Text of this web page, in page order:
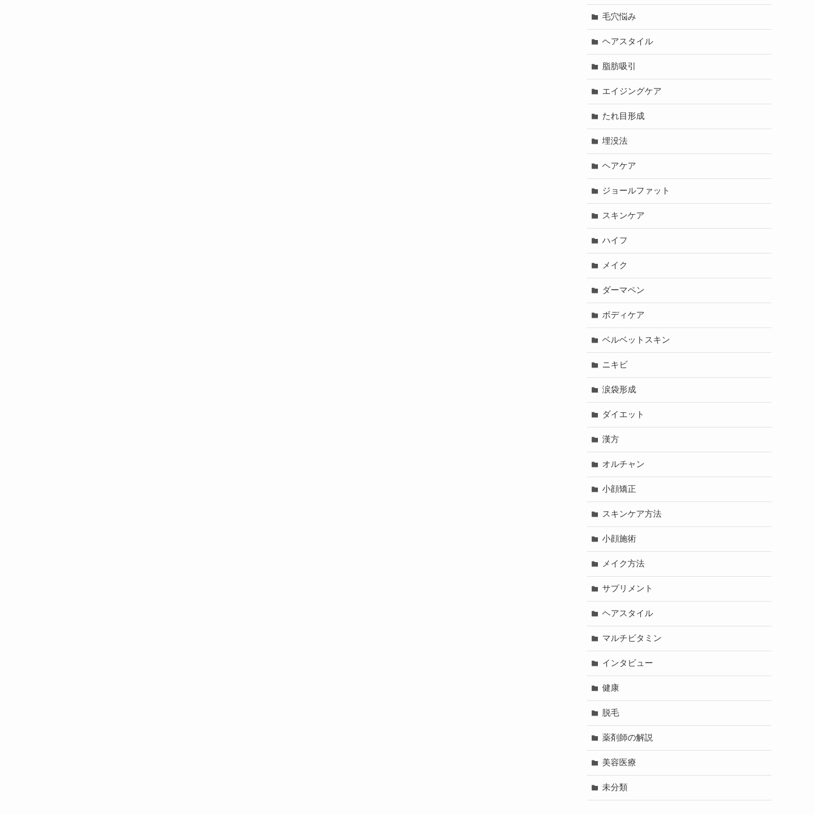
毛穴悩み
ヘアスタイル
脂肪吸引
エイジングケア
たれ目形成
埋没法
ヘアケア
ジョールファット
スキンケア
ハイフ
メイク
ダーマペン
ボディケア
ベルベットスキン
ニキビ
涙袋形成
ダイエット
漢方
オルチャン
小顔矯正
スキンケア方法
小顔施術
メイク方法
サプリメント
ヘアスタイル
マルチビタミン
インタビュー
健康
脱毛
薬剤師の解説
美容医療
未分類